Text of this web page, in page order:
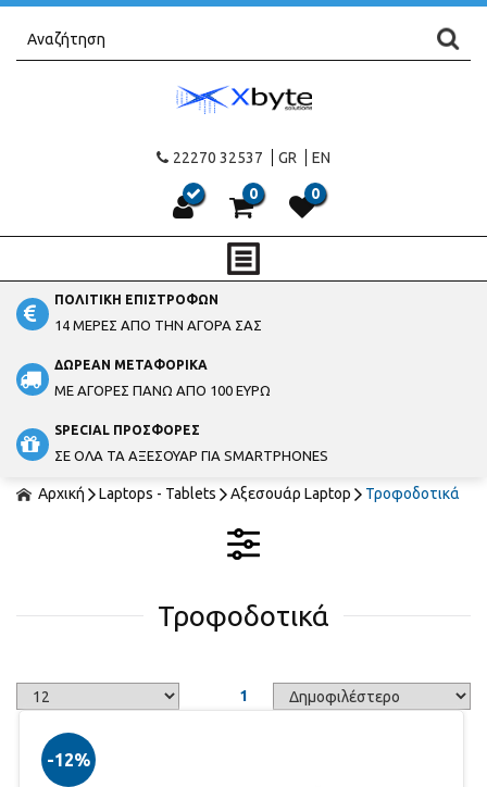
22270 32537 GR EN
0 0
ΠΟΛΙΤΙΚΗ ΕΠΙΣΤΡΟΦΩΝ
14 ΜΕΡΕΣ ΑΠΟ ΤΗΝ ΑΓΟΡΑ ΣΑΣ
ΔΩΡΕΑΝ ΜΕΤΑΦΟΡΙΚΑ
ΜΕ ΑΓΟΡΕΣ ΠΑΝΩ ΑΠΟ 100 ΕΥΡΩ
SPECIAL ΠΡΟΣΦΟΡΕΣ
ΣΕ ΟΛΑ ΤΑ ΑΞΕΣΟΥΑΡ ΓΙΑ SMARTPHONES
Αρχική Laptops - Tablets Αξεσουάρ Laptop Τροφοδοτικά
Τροφοδοτικά
1
-12%